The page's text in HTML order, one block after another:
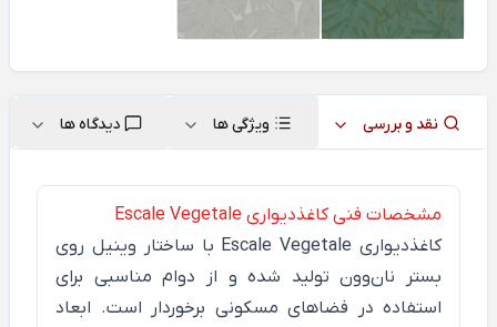
نقد و بررسی ویژگی ها دیدگاه ها
مشخصات فنی کاغذدیواری Escale Vegetale
کاغذدیواری Escale Vegetale با ساختار وینیل روی
بستر نان‌وون تولید شده و از دوام مناسبی برای
استفاده در فضاهای مسکونی برخوردار است. ابعاد